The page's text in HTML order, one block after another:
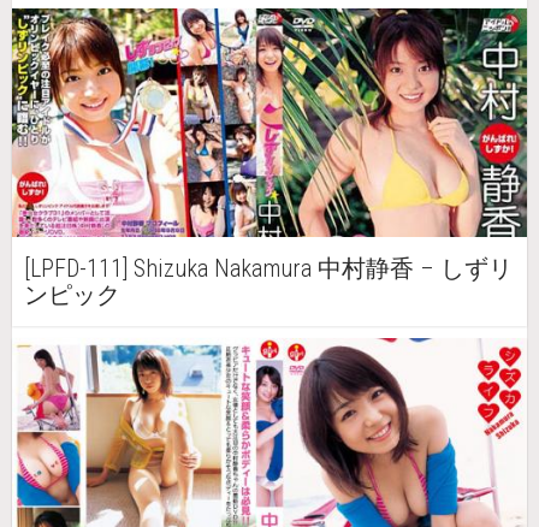
[LPFD-111] Shizuka Nakamura 中村静香 – しずリ
ンピック